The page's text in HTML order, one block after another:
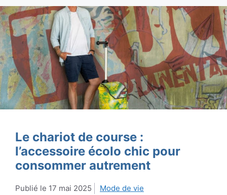
Le chariot de course :
l’accessoire écolo chic pour
consommer autrement
17 mai 2025 Mode de vie